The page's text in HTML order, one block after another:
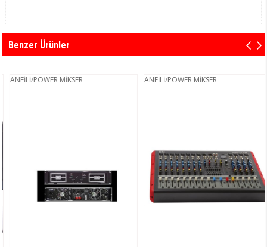
Benzer Ürünler
ANFİLİ/POWER MİKSER ANFİLİ/POWER MİKSER